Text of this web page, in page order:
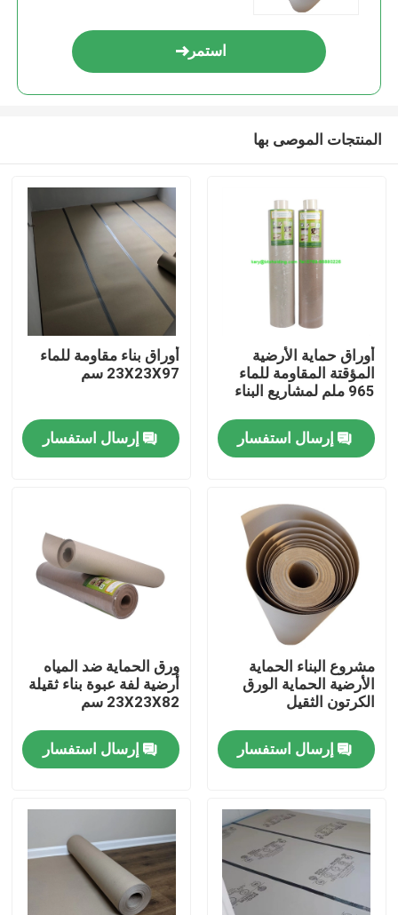
منزل
حول بنا
إتصال
المنتجات
ورق حماية الأرضيات
لفة حماية الأرضيات المؤقتة
ورق الكرافت لحماية الأرضيات
ورق طباعة كرتون
صفائح الأرضيات للماء
استمر
المنتجات الموصى بها
أوراق حماية الأرضية
المؤقتة المقاومة للماء
965 ملم لمشاريع البناء
إرسال استفسار
أوراق بناء مقاومة للماء
23X23X97 سم
إرسال استفسار
مشروع البناء الحماية
الأرضية الحماية الورق
الكرتون الثقيل
إرسال استفسار
ورق الحماية ضد المياه
أرضية لفة عبوة بناء ثقيلة
23X23X82 سم
إرسال استفسار